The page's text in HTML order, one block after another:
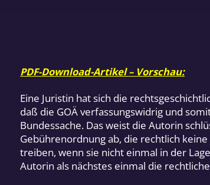
PDF-Download-Artikel – Vorschau:
Eine Juristin hat sich die
daß die GOÄ verfassungswidrig und
Bundessache. Das weist die Autorin
Gebührenordnung ab, die rechtlich
treiben, wenn sie nicht einmal in der
Autorin als nächstes einmal die